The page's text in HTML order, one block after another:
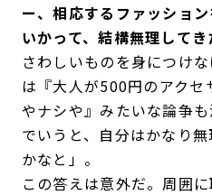
ー、相応するファッショ
いかって、結構無理して
さわしいものを身につけ
は『大人が500円のアクセ
やナシや』みたいな論争
でいうと、自分はかなり
かなと」。
この答えは意外だ。周囲